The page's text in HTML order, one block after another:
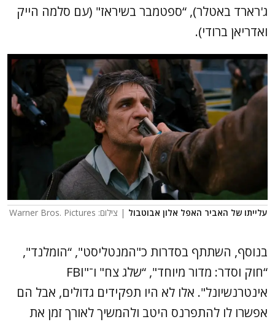
ג'רארד באטלר), “ספטמבר בשיראז" (עם סלמה הייק
ואדריאן ברודי).
עלייתו של האביר האפל אלון אבוטבול | צילום: Warner Bros. Pictures
בנוסף, השתתף בסדרות כ"המנטליסט", “הומלנד",
“חוק וסדר: מדור מיוחד", “שלג צח" ו־"FBI
אינטרנשיונל". אלו לא היו תפקידים גדולים, אבל הם
אפשרו לו להתפרנס היטב ולהמשיך לאורך זמן את